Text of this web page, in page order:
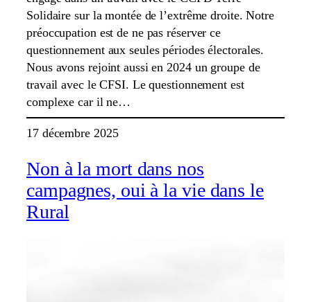
Solidaire sur la montée de l’extrême droite. Notre
préoccupation est de ne pas réserver ce
questionnement aux seules périodes électorales.
Nous avons rejoint aussi en 2024 un groupe de
travail avec le CFSI. Le questionnement est
complexe car il ne…
17 décembre 2025
Non à la mort dans nos
campagnes, oui à la vie dans le
Rural